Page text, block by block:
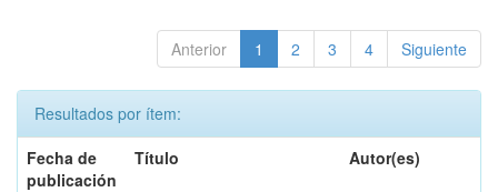
Anterior 1 2 3 4 Siguiente
Resultados por ítem:
Fecha de
publicación
Título Autor(es)